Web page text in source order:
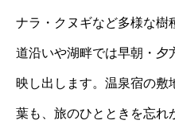
ナラ・クヌギなど多様な樹
道沿いや湖畔では早朝・夕
映し出します。温泉宿の敷
葉も、旅のひとときを忘れ